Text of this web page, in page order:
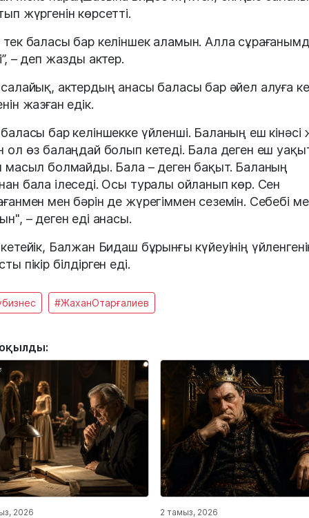
жүргенін көрсетті.
баласы бар келіншек аламын. Алла
– деп жазды актер.
актердың анасы баласы бар әйел алуға
жазған едік.
бар келіншекке үйленші. Баланың еш кінәсі
ол өз балаңдай болып кетеді. Бала деген еш
масыл болмайды. Бала – деген бақыт. Баланың
бала ілеседі. Осы туралы ойланып көр. Сен
мен бәрін де жүрегіммен сеземін. Себебі
– деген еді анасы.
Балжан Бидаш бұрынғы күйеуінің
пікір білдірген еді.
#ЖаханОтарғалиев
2026 2 тамыз, 2026